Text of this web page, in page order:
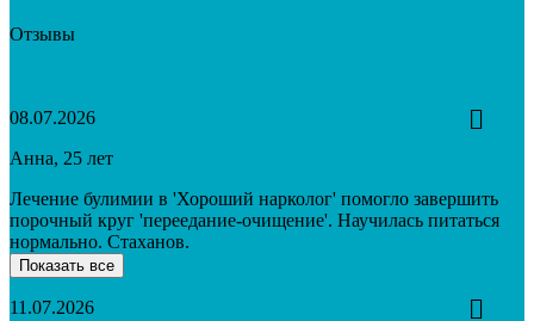
Отзывы
08.07.2026
Анна, 25 лет
Лечение булимии в 'Хороший нарколог' помогло завершить
порочный круг 'переедание-очищение'. Научилась питаться
нормально. Стаханов.
Показать все
11.07.2026